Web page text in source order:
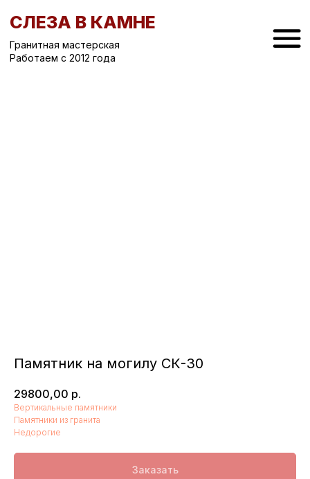
СЛЕЗА В КАМНЕ
Работаем с 2012 года
Вернуться назад / Вертикальные памятники на могилу /
Памятник на могилу СК-30
Памятник на могилу СК-30
29800,00 р.
Вертикальные памятники
Памятники из гранита
Недорогие
Заказать